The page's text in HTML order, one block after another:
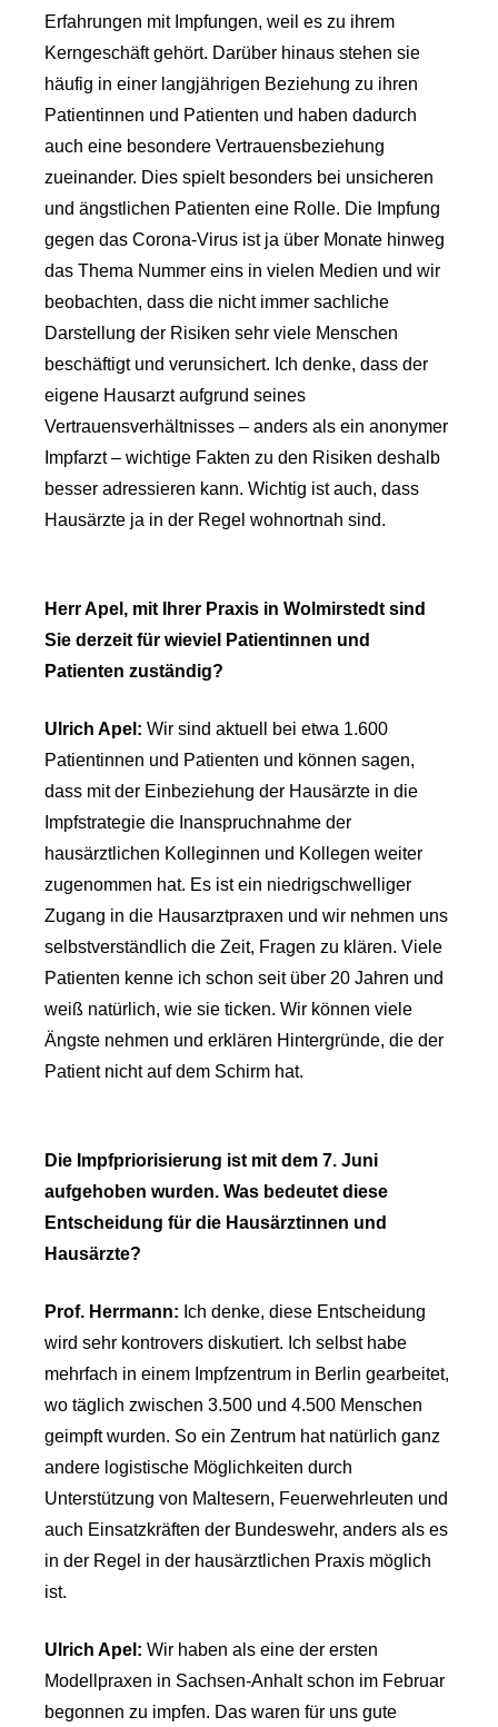
Erfahrungen mit Impfungen, weil es zu ihrem
Kerngeschäft gehört. Darüber hinaus stehen sie
häufig in einer langjährigen Beziehung zu ihren
Patientinnen und Patienten und haben dadurch
auch eine besondere Vertrauensbeziehung
zueinander. Dies spielt besonders bei unsicheren
und ängstlichen Patienten eine Rolle. Die Impfung
gegen das Corona-Virus ist ja über Monate hinweg
das Thema Nummer eins in vielen Medien und wir
beobachten, dass die nicht immer sachliche
Darstellung der Risiken sehr viele Menschen
beschäftigt und verunsichert. Ich denke, dass der
eigene Hausarzt aufgrund seines
Vertrauensverhältnisses – anders als ein anonymer
Impfarzt – wichtige Fakten zu den Risiken deshalb
besser adressieren kann. Wichtig ist auch, dass
Hausärzte ja in der Regel wohnortnah sind.
Herr Apel, mit Ihrer Praxis in Wolmirstedt sind
Sie derzeit für wieviel Patientinnen und
Patienten zuständig?
Ulrich Apel: Wir sind aktuell bei etwa 1.600
Patientinnen und Patienten und können sagen,
dass mit der Einbeziehung der Hausärzte in die
Impfstrategie die Inanspruchnahme der
hausärztlichen Kolleginnen und Kollegen weiter
zugenommen hat. Es ist ein niedrigschwelliger
Zugang in die Hausarztpraxen und wir nehmen uns
selbstverständlich die Zeit, Fragen zu klären. Viele
Patienten kenne ich schon seit über 20 Jahren und
weiß natürlich, wie sie ticken. Wir können viele
Ängste nehmen und erklären Hintergründe, die der
Patient nicht auf dem Schirm hat.
Die Impfpriorisierung ist mit dem 7. Juni
aufgehoben wurden. Was bedeutet diese
Entscheidung für die Hausärztinnen und
Hausärzte?
Prof. Herrmann: Ich denke, diese Entscheidung
wird sehr kontrovers diskutiert. Ich selbst habe
mehrfach in einem Impfzentrum in Berlin gearbeitet,
wo täglich zwischen 3.500 und 4.500 Menschen
geimpft wurden. So ein Zentrum hat natürlich ganz
andere logistische Möglichkeiten durch
Unterstützung von Maltesern, Feuerwehrleuten und
auch Einsatzkräften der Bundeswehr, anders als es
in der Regel in der hausärztlichen Praxis möglich
ist.
Ulrich Apel: Wir haben als eine der ersten
Modellpraxen in Sachsen-Anhalt schon im Februar
begonnen zu impfen. Das waren für uns gute